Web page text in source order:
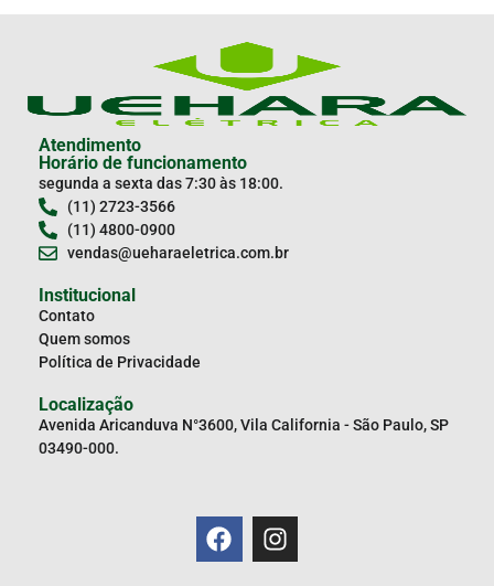
Atendimento
Horário de funcionamento
segunda a sexta das 7:30 às 18:00.
(11) 2723-3566
(11) 4800-0900
vendas@ueharaeletrica.com.br
Institucional
Contato
Quem somos
Política de Privacidade
Localização
Avenida Aricanduva N°3600, Vila California - São Paulo, SP
03490-000.